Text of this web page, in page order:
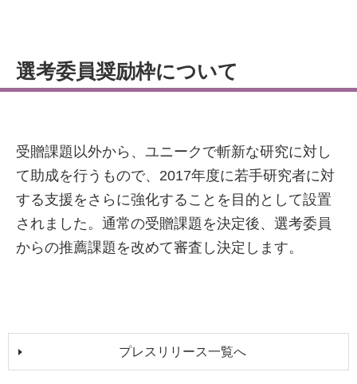
選考委員奨励枠について
受贈課題以外から、ユニークで斬新な研究に対し
て助成を行うもので、2017年度に若手研究者に対
する支援をさらに強化することを目的として設置
されました。通常の受贈課題を決定後、選考委員
からの推薦課題を改めて審査し決定します。
プレスリリース一覧へ